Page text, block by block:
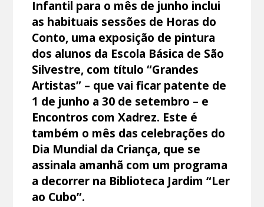
Infantil para o mês de junho inclui
as habituais sessões de Horas do
Conto, uma exposição de pintura
dos alunos da Escola Básica de São
Silvestre, com título “Grandes
Artistas” – que vai ficar patente de
1 de junho a 30 de setembro – e
Encontros com Xadrez. Este é
também o mês das celebrações do
Dia Mundial da Criança, que se
assinala amanhã com um programa
a decorrer na Biblioteca Jardim “Ler
ao Cubo”.